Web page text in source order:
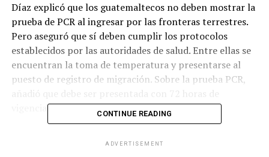
Díaz explicó que los guatemaltecos no deben mostrar la
prueba de PCR al ingresar por las fronteras terrestres.
Pero aseguró que sí deben cumplir los protocolos
establecidos por las autoridades de salud. Entre ellas se
encuentran la toma de temperatura y presentarse al
puesto de registro de migración. Sobre la prueba PCR,
vigencia.
CONTINUE READING
ADVERTISEMENT